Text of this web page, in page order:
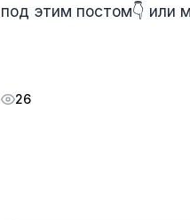
под этим постом👇 или
26